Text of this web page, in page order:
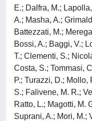
E.; Dalfra, M.;
A.; Masha, A.;
Battezzati, M.;
Bossi, A.; Baggi, V.;
T.; Clementi, S.;
Costa, S.; Tommasi,
P.; Turazzi, D.; Mollo,
S.; Falivene, M. R.;
Ratto, L.; Magotti, M.
Suprani, A.; Mori, M.;